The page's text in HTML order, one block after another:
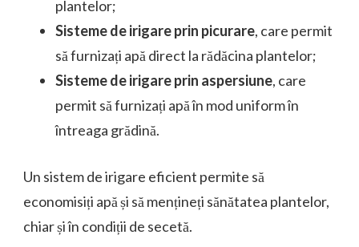
plantelor;
Sisteme de irigare prin picurare, care permit
să furnizați apă direct la rădăcina plantelor;
Sisteme de irigare prin aspersiune, care
permit să furnizați apă în mod uniform în
întreaga grădină.
Un sistem de irigare eficient permite să
economisiți apă și să mențineți sănătatea plantelor,
chiar și în condiții de secetă.